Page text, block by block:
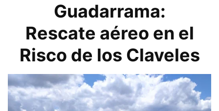
Guadarrama:
Rescate aéreo en el
Risco de los Claveles